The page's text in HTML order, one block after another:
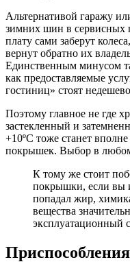
Альтернативой гаражу
зимних шин в сервисных
плату сами заберут
вернут обратно их
Единственным минусом
как предоставляемые
гостиниц» стоят
Поэтому главное не где
застекленный и
+10ºС тоже станет
покрышек. Выбор в любом
К тому же стоит
покрышки, если вы
попадал жир,
вещества
эксплуатационный